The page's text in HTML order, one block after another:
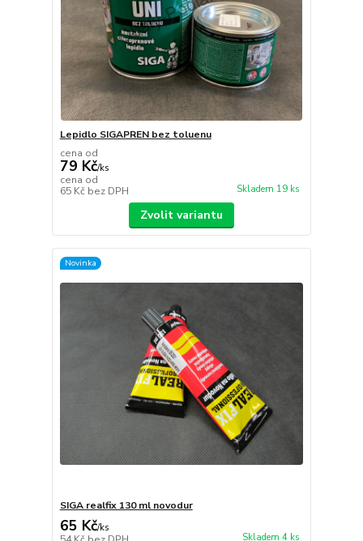
Lepidlo SIGAPREN bez toluenu
cena od
79 Kč/ks
cena od
65 Kč bez DPH Skladem 19 ks
Zvolit variantu
Novinka
SIGA realfix 130 ml novodur
65 Kč/ks
Skladem 4 ks